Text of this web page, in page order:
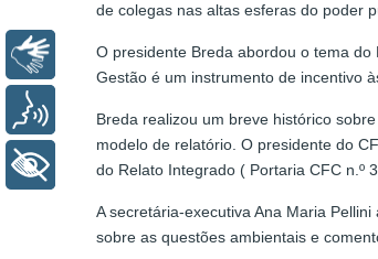
de colegas nas altas esferas do poder
O presidente Breda abordou o tema
Gestão é um instrumento de incentivo
Breda realizou um breve histórico
modelo de relatório. O presidente do
do Relato Integrado ( Portaria CFC n.º
A secretária-executiva Ana Maria
sobre as questões ambientais e
Libras
Voz
+ Acessibilidade